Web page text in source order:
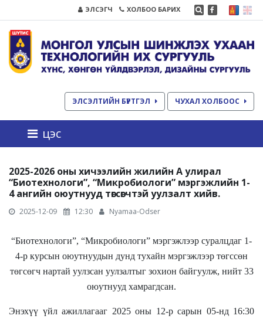
ЭЛСЭГЧ ХОЛБОО БАРИХ
ЭЛСЭЛТИЙН БҮРТГЭЛ ЧУХАЛ ХОЛБООС
цэс
2025-2026 оны хичээлийн жилийн А улирал
“Биотехнологи”, “Микробиологи” мэргэжлийн 1-
4 ангийн оюутнууд төгсөгчтэй уулзалт хийв.
2025-12-09 12:30 Nyamaa-Odser
“Биотехнологи”, “Микробиологи” мэргэжлээр суралцдаг 1-
4-р курсын оюутнуудын дунд тухайн мэргэжлээр төгссөн
төгсөгч нартай уулзсан уулзалтыг зохион байгуулж, нийт 33
оюутнууд хамрагдсан.
Энэхүү үйл ажиллагааг 2025 оны 12-р сарын 05-нд 16:30